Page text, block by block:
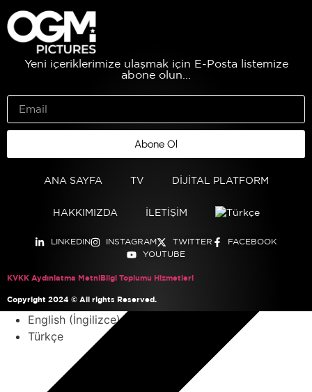
Yeni içeriklerimize ulaşmak için E-Posta listemize
abone olun...
Abone Ol
ANA SAYFA TV DİJİTAL PLATFORM
HAKKIMIZDA İLETİŞİM
LINKEDIN INSTAGRAM TWITTER
FACEBOOK
YOUTUBE
KVKK Aydınlatma Metni Bilgi Toplumu Hizmetleri
Copyright 2024 © All rights Reserved.
English (İngilizce)
Türkçe